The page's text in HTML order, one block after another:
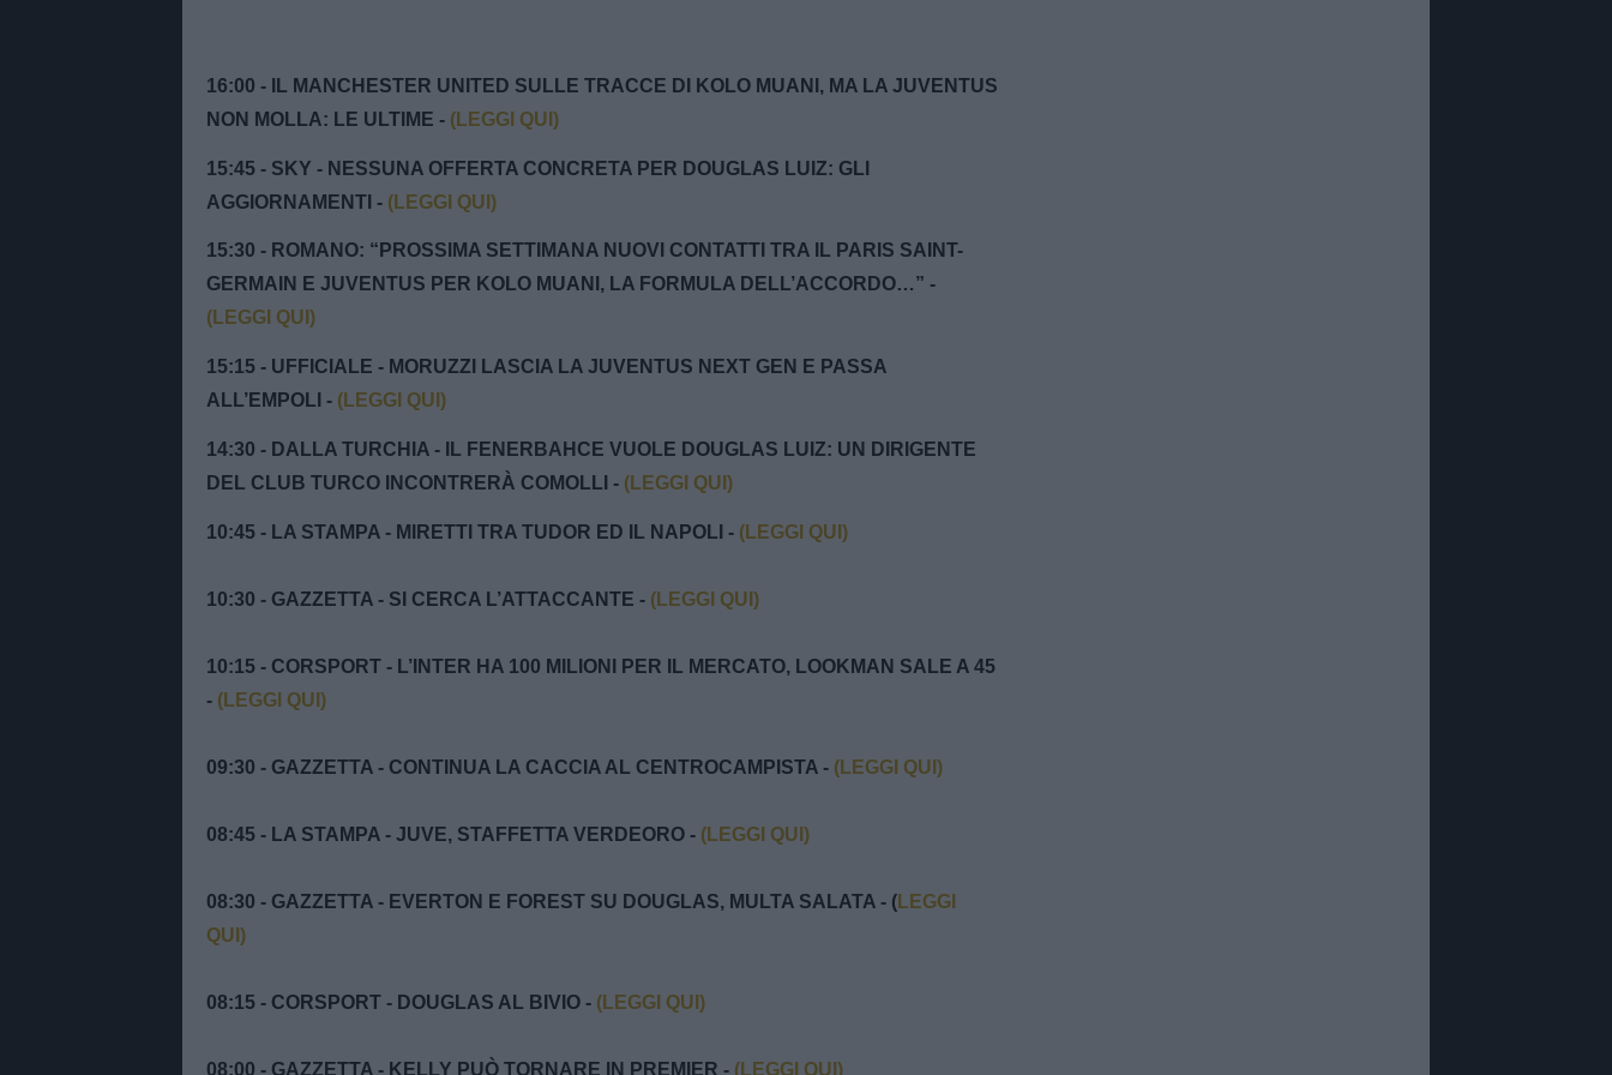
16:00 - IL MANCHESTER UNITED SULLE TRACCE DI KOLO MUANI, MA LA JUVENTUS
NON MOLLA: LE ULTIME - (LEGGI QUI)
15:45 - SKY - NESSUNA OFFERTA CONCRETA PER DOUGLAS LUIZ: GLI
AGGIORNAMENTI - (LEGGI QUI)
15:30 - ROMANO: “PROSSIMA SETTIMANA NUOVI CONTATTI TRA IL PARIS SAINT-
GERMAIN E JUVENTUS PER KOLO MUANI, LA FORMULA DELL’ACCORDO…” -
(LEGGI QUI)
15:15 - UFFICIALE - MORUZZI LASCIA LA JUVENTUS NEXT GEN E PASSA
ALL’EMPOLI - (LEGGI QUI)
14:30 - DALLA TURCHIA - IL FENERBAHCE VUOLE DOUGLAS LUIZ: UN DIRIGENTE
DEL CLUB TURCO INCONTRERÀ COMOLLI - (LEGGI QUI)
10:45 - LA STAMPA - MIRETTI TRA TUDOR ED IL NAPOLI - (LEGGI QUI)
10:30 - GAZZETTA - SI CERCA L’ATTACCANTE - (LEGGI QUI)
10:15 - CORSPORT - L’INTER HA 100 MILIONI PER IL MERCATO, LOOKMAN SALE A 45
- (LEGGI QUI)
09:30 - GAZZETTA - CONTINUA LA CACCIA AL CENTROCAMPISTA - (LEGGI QUI)
08:45 - LA STAMPA - JUVE, STAFFETTA VERDEORO - (LEGGI QUI)
08:30 - GAZZETTA - EVERTON E FOREST SU DOUGLAS, MULTA SALATA - (LEGGI
QUI)
08:15 - CORSPORT - DOUGLAS AL BIVIO - (LEGGI QUI)
08:00 - GAZZETTA - KELLY PUÒ TORNARE IN PREMIER - (LEGGI QUI)